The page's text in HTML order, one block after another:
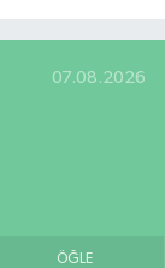
07.08.2026
ÖĞLE